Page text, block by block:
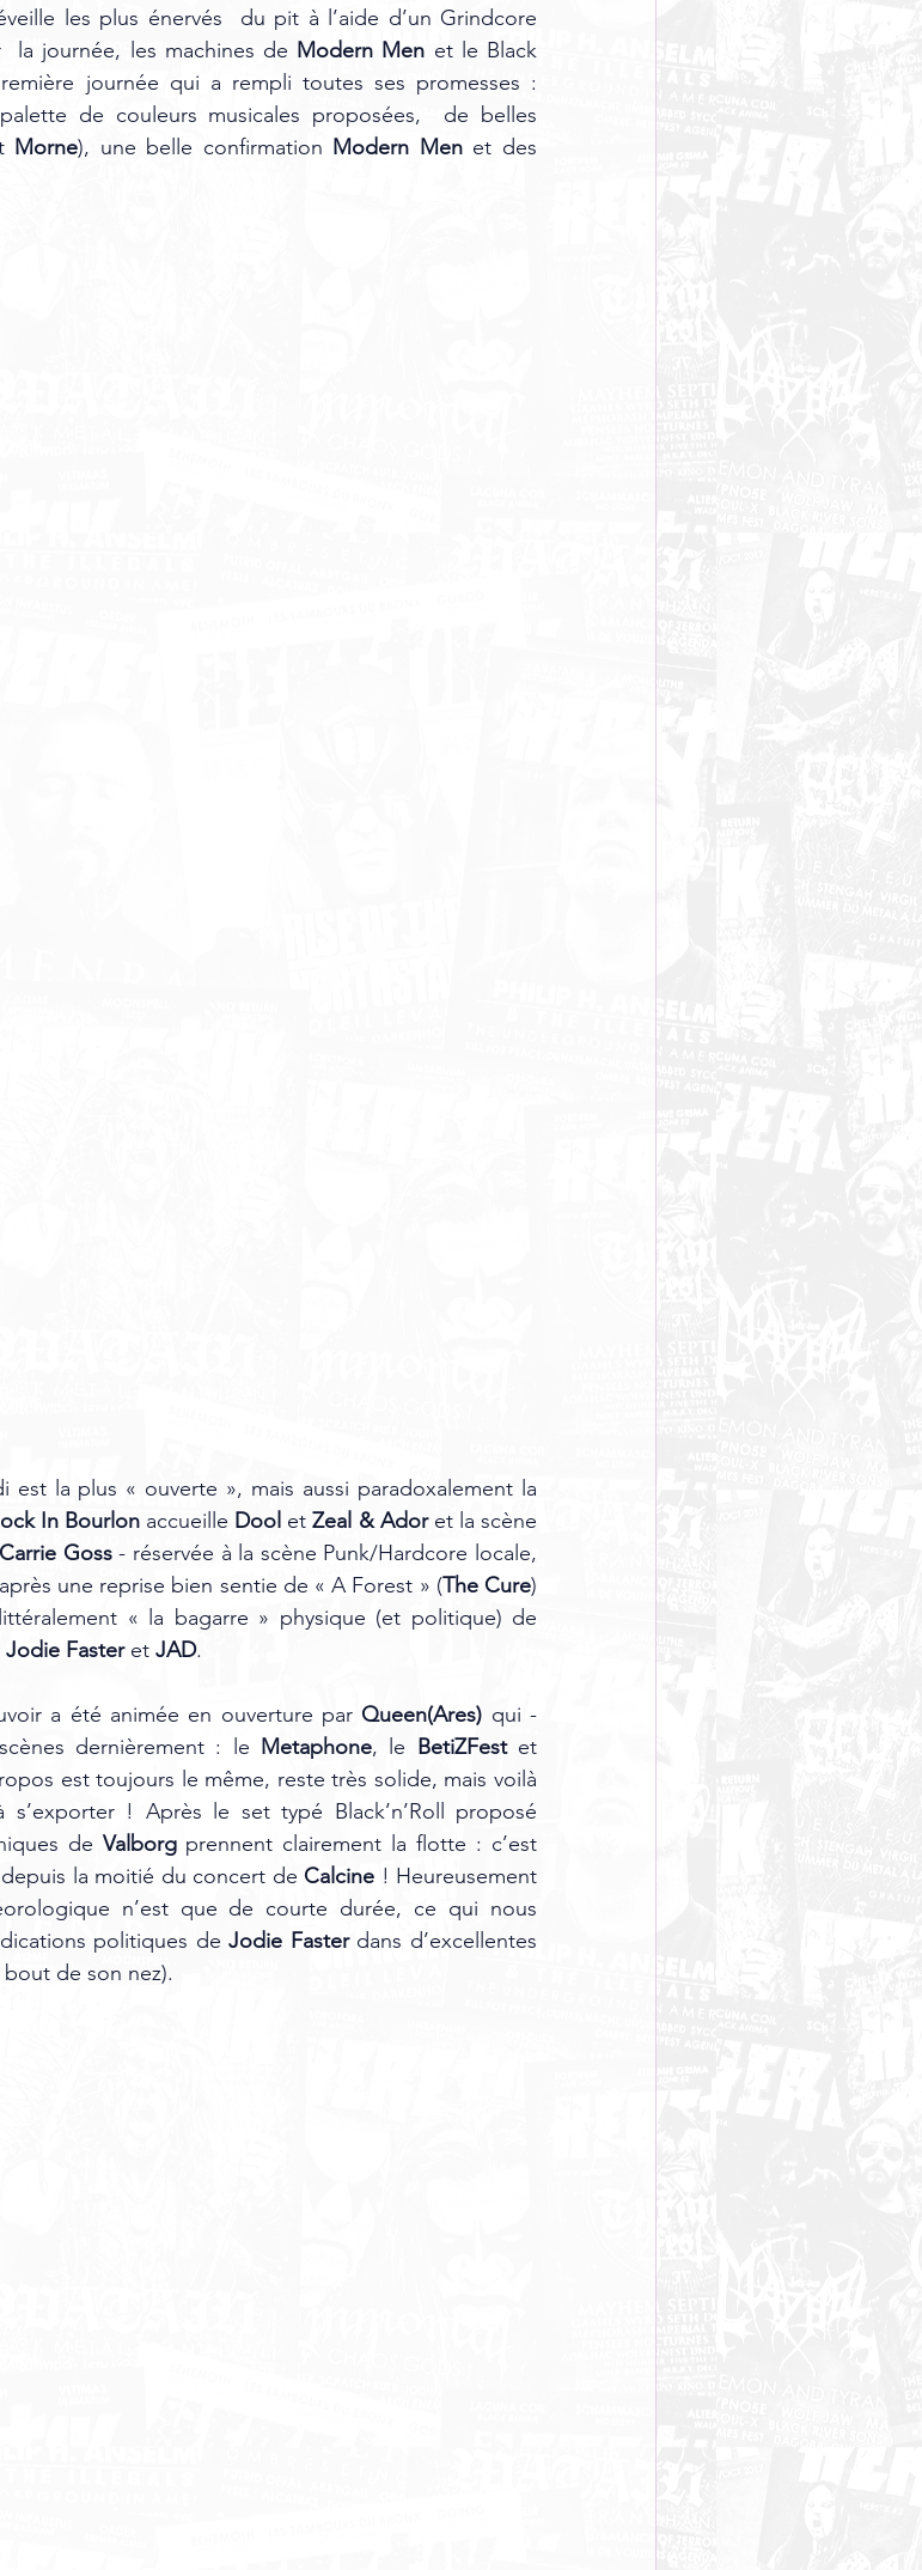
les plus énervés  du pit à l’aide d’un Grindcore
la journée, les machines de Modern Men et le Black
journée qui a rempli toutes ses promesses :
de couleurs musicales proposées,  de belles
Morne), une belle confirmation Modern Men et des
la plus « ouverte », mais aussi paradoxalement la
In Bourlon accueille Dool et Zeal & Ador et la scène
Carrie Goss - réservée à la scène Punk/Hardcore locale,
une reprise bien sentie de « A Forest » (The Cure)
Jodie Faster et JAD.
a été animée en ouverture par Queen(Ares) qui -
dernièrement : le Metaphone, le BetiZFest et
est toujours le même, reste très solide, mais voilà
! Après le set typé Black’n’Roll proposé
de Valborg prennent clairement la flotte : c’est
la moitié du concert de Calcine ! Heureusement
n’est que de courte durée, ce qui nous
politiques de Jodie Faster dans d’excellentes
de son nez).